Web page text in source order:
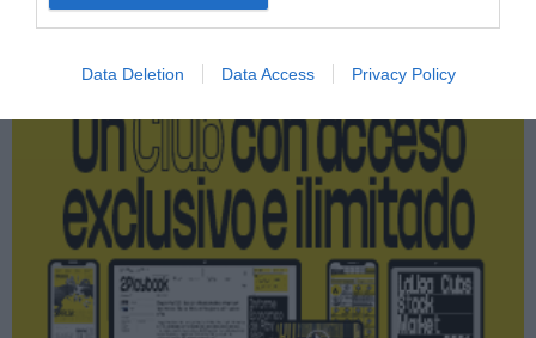
Data Deletion Data Access Privacy Policy